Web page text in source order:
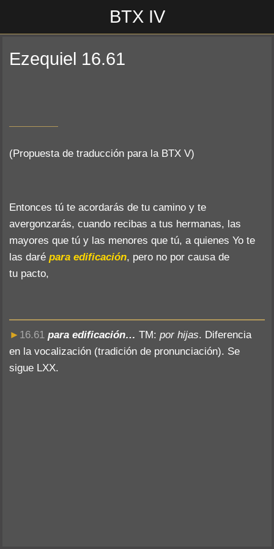
BTX IV
Ezequiel 16.61
(Propuesta de traducción para la BTX V)
Entonces tú te acordarás de tu camino y te
avergonzarás, cuando recibas a tus hermanas, las
mayores que tú y las menores que tú, a quienes Yo te
las daré para edificación, pero no por causa de
tu pacto,
► 16.61 para edificación… TM: por hijas. Diferencia
en la vocalización (tradición de pronunciación). Se
sigue LXX.